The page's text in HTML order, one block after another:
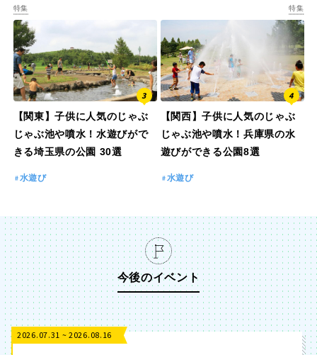
特集
【関東】子供に人気のじゃぶ
じゃぶ池や噴水！水遊びがで
きる埼玉県の公園 30選
水遊び
特集
【関西】子供に人気のじゃぶ
じゃぶ池や噴水！兵庫県の水
遊びができる公園8選
水遊び
今後のイベント
2026.07.31 ~ 2026.08.16